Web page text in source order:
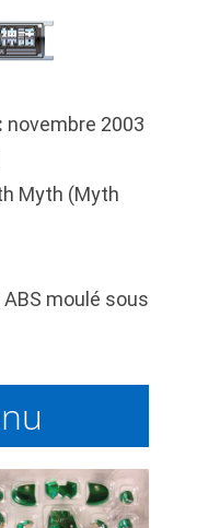
novembre 2003
Myth (Myth
ABS moulé sous